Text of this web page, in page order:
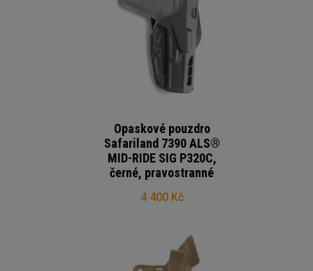
Opaskové pouzdro
Safariland 7390 ALS®
MID-RIDE SIG P320C,
černé, pravostranné
4 400 Kč